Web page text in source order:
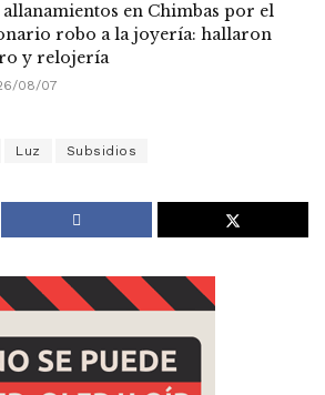
en Chimbas por el
robo a la joyería: hallaron
y relojería
08/07
Luz Subsidios